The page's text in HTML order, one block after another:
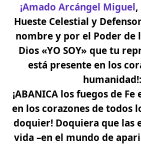
¡Amado Arcángel Miguel
Hueste Celestial y
nombre y por el Poder de
Dios «YO SOY» que tu
está presente en los
humanidad!:
¡ABANICA los fuegos de Fe
en los corazones de todos
doquier! Doquiera que las
vida –en el mundo de